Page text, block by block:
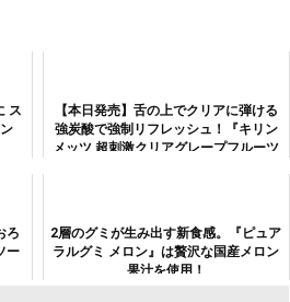
ス
【本日発売】舌の上でクリアに弾ける
強炭酸で強制リフレッシュ！『キリン
メッツ 超刺激クリアグレープフルーツ
ろ
ー
2層のグミが生み出す新食感。『ピュア
ラルグミ メロン』は贅沢な国産メロン
果汁を使用！